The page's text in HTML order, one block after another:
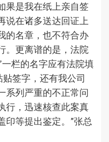
果是我在纸上亲自签
说在诸多送达回证上
的名章，也不符合办
。更离谱的是，法院
一栏的名字应有法院填
贴签字，还有我公司
系列严重的不正常问
行，迅速核查此案真
印等提出鉴定。”张总